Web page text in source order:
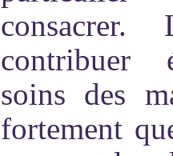
contribuer
soins des
fortement